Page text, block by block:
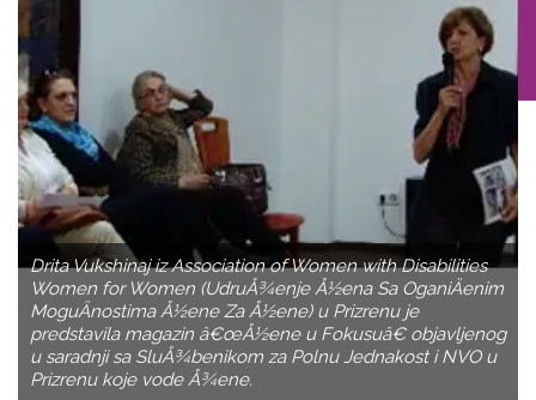
Drita Vukshinaj iz Association of Women with Disabilities
Women for Women (UdruÅ¾enje Å½ena Sa OganiÄenim
MoguÄnostima Å½ene Za Å½ene) u Prizrenu je
predstavila magazin â€œÅ½ene u Fokusuâ€ objavljenog
u saradnji sa SluÅ¾benikom za Polnu Jednakost i NVO u
Prizrenu koje vode Å¾ene.